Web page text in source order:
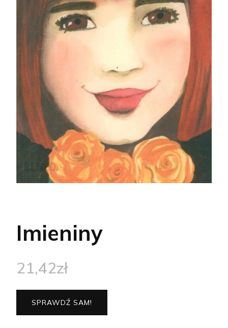
Imieniny
21,42zł
SPRAWDŹ SAM!